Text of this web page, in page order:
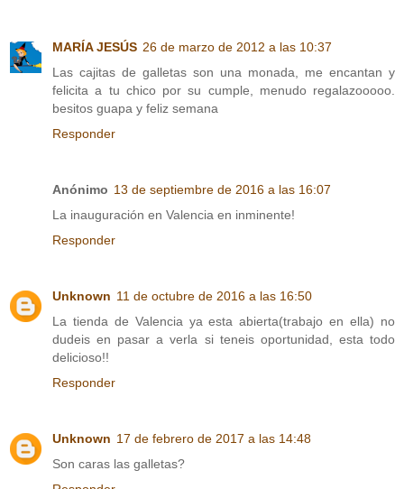
MARÍA JESÚS 26 de marzo de 2012 a las 10:37
Las cajitas de galletas son una monada, me encantan y
felicita a tu chico por su cumple, menudo regalazooooo.
besitos guapa y feliz semana
Responder
Anónimo 13 de septiembre de 2016 a las 16:07
La inauguración en Valencia en inminente!
Responder
Unknown 11 de octubre de 2016 a las 16:50
La tienda de Valencia ya esta abierta(trabajo en ella) no
dudeis en pasar a verla si teneis oportunidad, esta todo
delicioso!!
Responder
Unknown 17 de febrero de 2017 a las 14:48
Son caras las galletas?